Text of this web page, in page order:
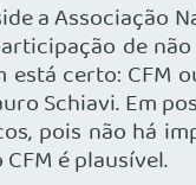
a Associação
de
certo: CFM
Schiavi. Em
pois não há
é plausível.